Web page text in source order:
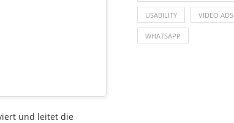
und leitet die
USABILITY VIDEO ADS
WHATSAPP